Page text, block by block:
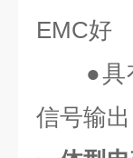
EMC好
●具
信号输出